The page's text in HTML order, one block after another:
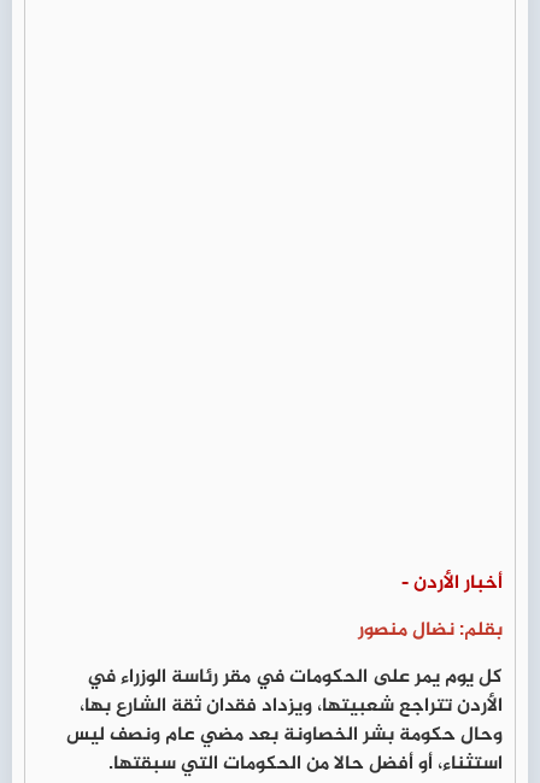
أخبار الأردن -
بقلم: نضال منصور
كل يوم يمر على الحكومات في مقر رئاسة الوزراء في
الأردن تتراجع شعبيتها، ويزداد فقدان ثقة الشارع بها،
وحال حكومة بشر الخصاونة بعد مضي عام ونصف ليس
استثناء، أو أفضل حالا من الحكومات التي سبقتها.